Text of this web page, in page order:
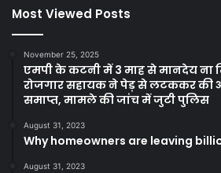
Most Viewed Posts
November 25, 2025
एमपी के कटनी में 3 माह से मानदेय ना
रोजगार सहायक ने पेड़ से लटककर की
समाप्त, मामले की जांच में जुटी पुलिस
August 31, 2023
Why homeowners are leaving
August 31, 2023